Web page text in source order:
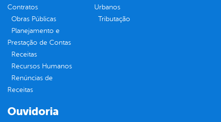
Contratos
Obras Públicas
Planejamento e
Prestação de Contas
Receitas
Recursos Humanos
Renúncias de
Receitas
Urbanos
Tributação
Ouvidoria